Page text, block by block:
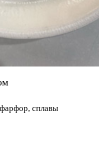
сплавы